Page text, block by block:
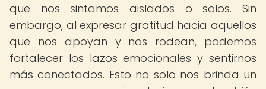
que nos sintamos aislados o solos. Sin
embargo, al expresar gratitud hacia aquellos
que nos apoyan y nos rodean, podemos
fortalecer los lazos emocionales y sentirnos
más conectados. Esto no solo nos brinda un